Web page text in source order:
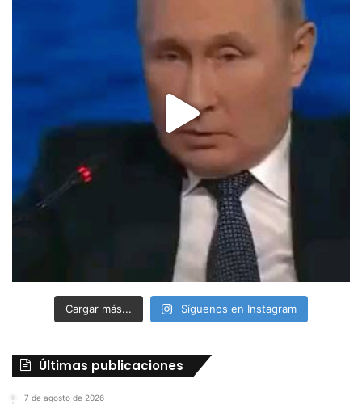
Cargar más... Síguenos en Instagram
Últimas publicaciones
7 de agosto de 2026